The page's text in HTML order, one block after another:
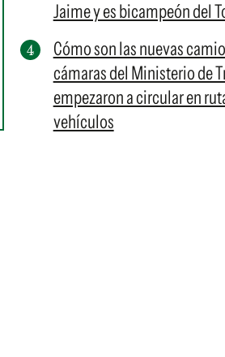
Jaime y es bicampeón del
Cómo son las nuevas
cámaras del Ministerio de
empezaron a circular en
vehículos